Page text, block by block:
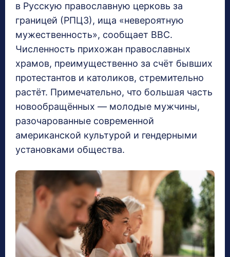
в Русскую православную церковь за
границей (РПЦЗ), ища «невероятную
мужественность», сообщает BBC.
Численность прихожан православных
храмов, преимущественно за счёт бывших
протестантов и католиков, стремительно
растёт. Примечательно, что большая часть
новообращённых — молодые мужчины,
разочарованные современной
американской культурой и гендерными
установками общества.